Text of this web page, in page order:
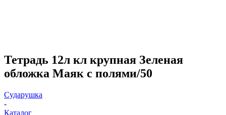
Тетрадь 12л кл крупная Зеленая
обложка Маяк с полями/50
Сударушка
-
Каталог